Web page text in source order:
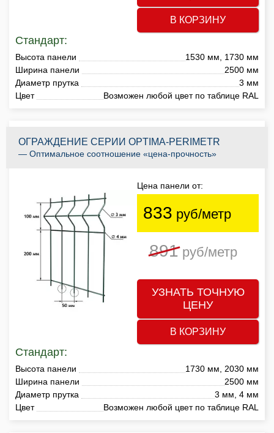
В КОРЗИНУ
Стандарт:
Высота панели
1530 мм, 1730 мм
Ширина панели
2500 мм
Диаметр прутка
3 мм
Цвет
Возможен любой цвет по таблице RAL
ОГРАЖДЕНИЕ СЕРИИ OPTIMA-PERIMETR
— Оптимальное соотношение «цена-прочность»
Цена панели от:
833 руб/метр
891руб/метр
УЗНАТЬ ТОЧНУЮ
ЦЕНУ
В КОРЗИНУ
Стандарт:
Высота панели
1730 мм, 2030 мм
Ширина панели
2500 мм
Диаметр прутка
3 мм, 4 мм
Цвет
Возможен любой цвет по таблице RAL